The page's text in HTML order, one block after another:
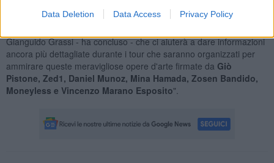
Data Deletion Data Access Privacy Policy
"Inoltre, a Novembre, durante la tradizionale Sagra del cinghiale,
Gianguido Grassi - ha concluso - che ci aiuterà a dare informazioni
ancora più dettagliate durante i tour che saranno organizzati per
ammirare queste meravigliose opere d'arte firmate da Giò
Pistone, Zed1, Daniel Munoz, Mina Hamada, Zosen Bandido,
Moneyless e Vincenzo Marano Esposito".